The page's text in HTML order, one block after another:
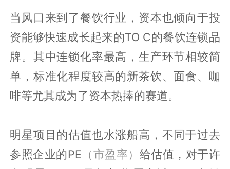
当风口来到了餐饮行业，资本也倾向于投
资能够快速成长起来的TO C的餐饮连锁品
牌。其中连锁化率最高，生产环节相较简
单，标准化程度较高的新茶饮、面食、咖
啡等尤其成为了资本热捧的赛道。
明星项目的估值也水涨船高，不同于过去
参照企业的PE （市盈率） 给估值，对于许